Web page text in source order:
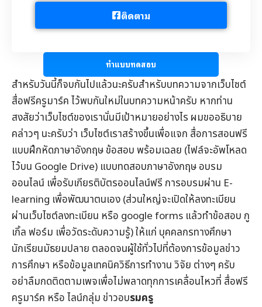
ติดตาม
ทำแบบทดสอบ
สำหรับวันนี้ก็จบกันไปแล้วนะครับสำหรับบทความจากเว็บไซต์
สื่อฟรีครูมาร์คไว้พบกันใหม่ในบทความหน้าครับ หากท่าน
สงสัยว่าเว็บไซต์ของเรานั่นมีเป้าหมายอย่างไร ผมขออธิบาย
คล่าวๆ นะครับว่า เว็บไซต์เราสร้างขึ้นเพื่อแจก สื่อการสอนฟรี
แบบฝึกหัดภาษาอังกฤษข้อสอบพร้อมเฉลย (ไฟล์จะอัพโหลด
ไว้บน Google Drive) แบบทดสอบภาษาอังกฤษอบรม
ออนไลน์ เพื่อรับเกียรติบัตรออนไลน์ฟรี การอบรมผ่าน E-
learning เพื่อพัฒนาตนเอง (ส่วนใหญ่จะเปิดให้ลงทะเบียน
ผ่านเว็บไซต์ลงทะเบียน หรือ google forms แล้วทำข้อสอบ กู
เกิ้ล ฟอร์ม เพื่อวัดระดับความรู้) ให้แก่ บุคคลกรทางศึกษา
นักเรียนมัธยมปลาย ตลอดจนผู้ใช้ทั่วไปที่ต้องการข้อมูลข่าว
การศึกษา หรือข้อมูลเทคนิควิธีการทำงาน วิจัย ต่างๆ ครับ
อย่าลืมกดติดตามเพจเพื่อไม่พลาดทุกการเคลื่อนไหวที่ สื่อฟรี
ครูมาร์ค หรือ ไลน์กลุ่มข่าวอบรมครู